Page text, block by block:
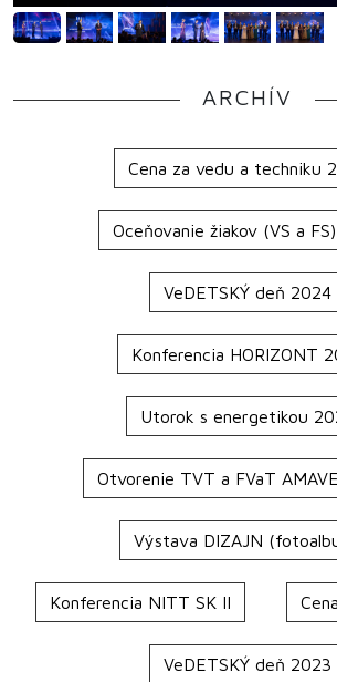
ARCHÍV
Cena za vedu a techniku
Oceňovanie žiakov (VS a
VeDETSKÝ deň 2024
Konferencia HORIZONT
Utorok s energetikou
Otvorenie TVT a FVaT
Výstava DIZAJN
Konferencia NITT SK II
VeDETSKÝ deň 2023